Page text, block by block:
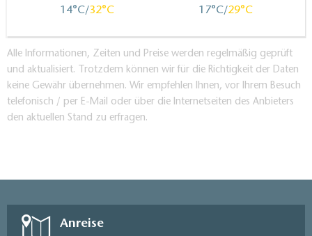
14 32 17 29
Alle Informationen, Zeiten und Preise werden regelmäßig geprüft
und aktualisiert. Trotzdem können wir für die Richtigkeit der Daten
keine Gewähr übernehmen. Wir empfehlen Ihnen, vor Ihrem Besuch
telefonisch / per E-Mail oder über die Internetseiten des Anbieters
den aktuellen Stand zu erfragen.
Anreise